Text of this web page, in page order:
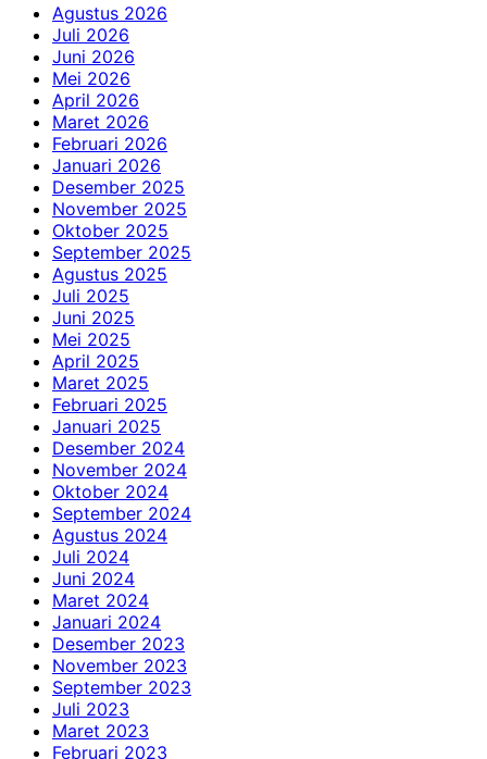
Agustus 2026
Juli 2026
Juni 2026
Mei 2026
April 2026
Maret 2026
Februari 2026
Januari 2026
Desember 2025
November 2025
Oktober 2025
September 2025
Agustus 2025
Juli 2025
Juni 2025
Mei 2025
April 2025
Maret 2025
Februari 2025
Januari 2025
Desember 2024
November 2024
Oktober 2024
September 2024
Agustus 2024
Juli 2024
Juni 2024
Maret 2024
Januari 2024
Desember 2023
November 2023
September 2023
Juli 2023
Maret 2023
Februari 2023